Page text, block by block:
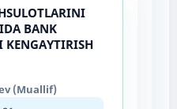
BANK
KENGAYTIRISH
(Muallif)